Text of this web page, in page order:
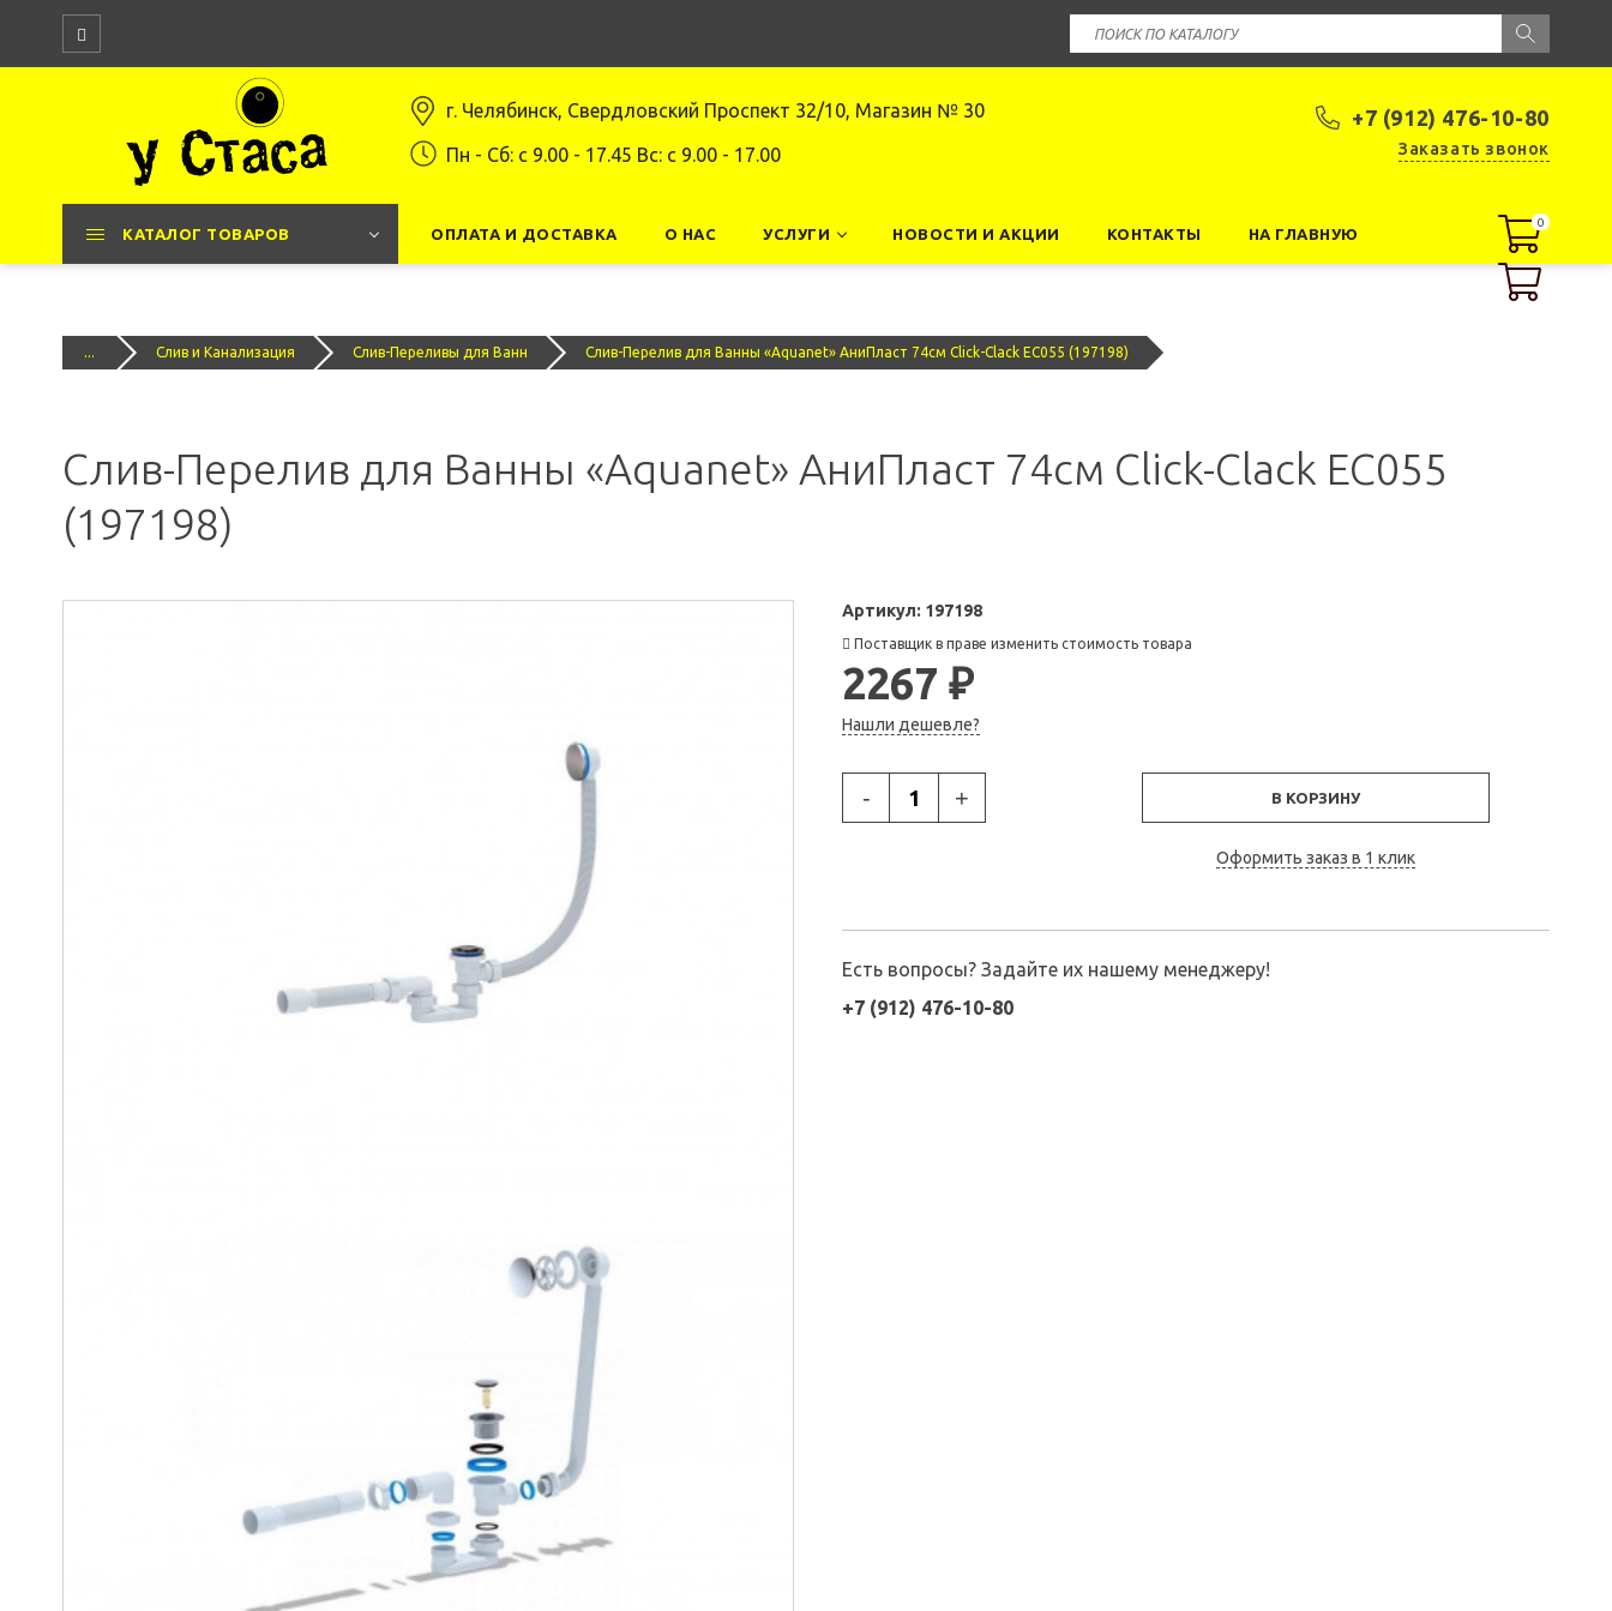
+7 (912) 476-10-80
Заказать звонок
г. Челябинск, Свердловский Проспект 32/10, Магазин № 30
Пн - Сб: c 9.00 - 17.45 Вс: c 9.00 - 17.00
КАТАЛОГ ТОВАРОВ ОПЛАТА И ДОСТАВКА О НАС УСЛУГИ НОВОСТИ И АКЦИИ КОНТАКТЫ НА ГЛАВНУЮ
0
0
... Слив и Канализация Слив-Переливы для Ванн Слив-Перелив для Ванны «Aquanet» АниПласт 74см Click-Clack EC055 (197198)
Слив-Перелив для Ванны «Aquanet» АниПласт 74см Click-Clack EC055
(197198)
Артикул: 197198
Поставщик в праве изменить стоимость товара
2267 ₽
Нашли дешевле?
- + В КОРЗИНУ
Оформить заказ в 1 клик
Есть вопросы? Задайте их нашему менеджеру!
+7 (912) 476-10-80